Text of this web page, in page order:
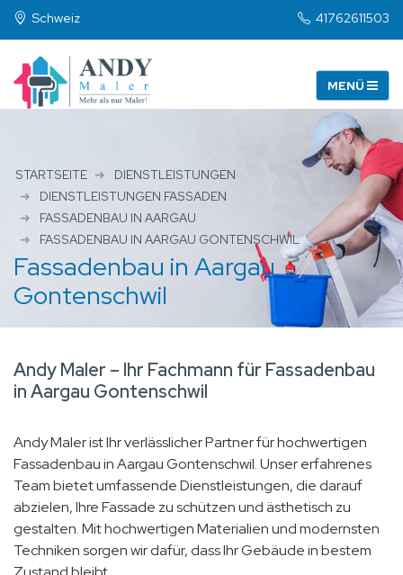
Schweiz 41762611503
STARTSEITE
DIENSTLEISTUNGEN
DIENSTLEISTUNGEN FASSADEN
FASSADENBAU IN AARGAU
FASSADENBAU IN AARGAU GONTENSCHWIL
Fassadenbau in Aargau
Gontenschwil
Andy Maler – Ihr Fachmann für Fassadenbau
in Aargau Gontenschwil
Andy Maler ist Ihr verlässlicher Partner für hochwertigen
Fassadenbau in Aargau Gontenschwil. Unser erfahrenes
Team bietet umfassende Dienstleistungen, die darauf
abzielen, Ihre Fassade zu schützen und ästhetisch zu
gestalten. Mit hochwertigen Materialien und modernsten
Techniken sorgen wir dafür, dass Ihr Gebäude in bestem